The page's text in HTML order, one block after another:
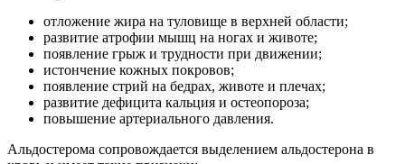
отложение жира на туловище в верхней области;
развитие атрофии мышц на ногах и животе;
появление грыж и трудности при движении;
истончение кожных покровов;
появление стрий на бедрах, животе и плечах;
развитие дефицита кальция и остеопороза;
повышение артериального давления.
Альдостерома сопровождается выделением альдостерона в